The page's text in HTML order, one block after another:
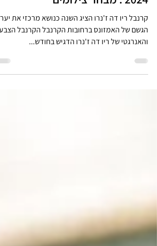
קרנבל ריו דה ז'נרו , חודש
2024 : מבחר צילומים
קרנבל ריו דה ז'נרו הציג השנה כנושא מרכזי את יער
הגשם של האמזונס ברחובות הקרנבל הקרנבל